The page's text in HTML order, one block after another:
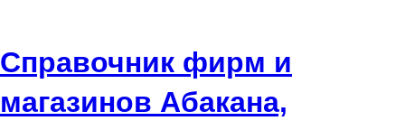
Справочник фирм и
магазинов Абакана,